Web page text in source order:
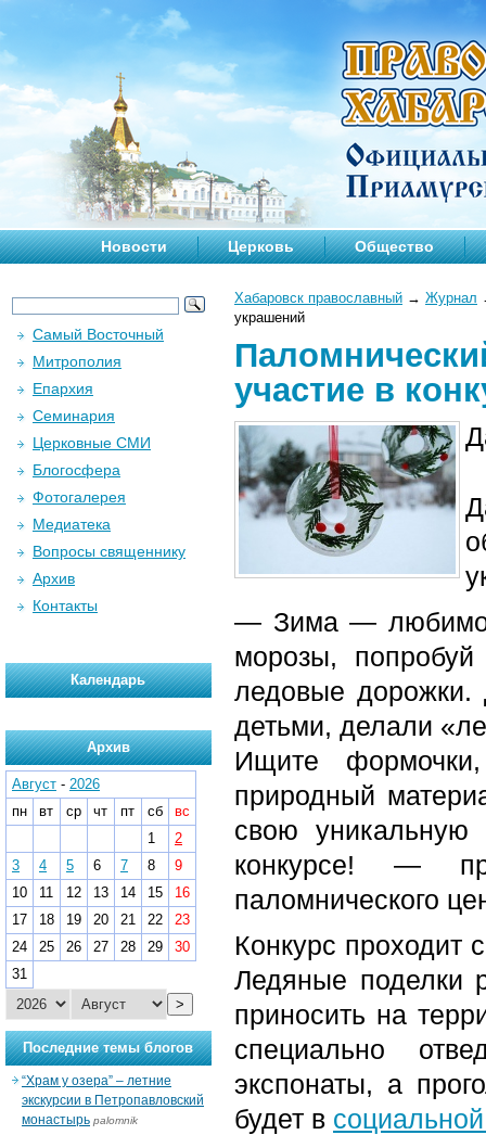
Новости Церковь Общество
Хабаровск православный → Журнал
украшений
участие в
— Зима —
морозы,
ледовые дорожки.
детьми, делали
Ищите
природный
свою
конкурсе!
—
паломнического
Конкурс проходит
Ледяные поделки
приносить на
специально
экспонаты, а
будет в
Самый Восточный
Митрополия
Епархия
Семинария
Церковные СМИ
Блогосфера
Фотогалерея
Медиатека
Вопросы священнику
Архив
Контакты
Календарь
Архив
Август - 2026
пн
вт ср чт пт сб
вс
1
2
3
4 5 6 7 8
9
10
11 12 13 14 15
16
17
18 19 20 21 22
23
24
25 26 27 28 29
30
31
>
Последние темы блогов
“Храм у озера” – летние
экскурсии в Петропавловский
монастырь palomnik